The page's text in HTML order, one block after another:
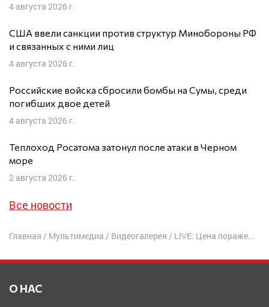
4 августа 2026 г.
США ввели санкции против структур Минобороны РФ
и связанных с ними лиц
4 августа 2026 г.
Российские войска сбросили бомбы на Сумы, среди
погибших двое детей
4 августа 2026 г.
Теплоход Росатома затонул после атаки в Черном
море
2 августа 2026 г.
Все новости
Главная / Мультимедиа / Видеогалерея / LIVE: Цена поражения | Игорь Эйдман
О НАС